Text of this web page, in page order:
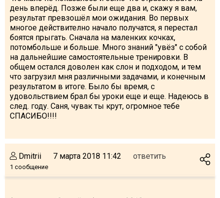
день вперёд. Позже были еще два и, скажу я вам,
результат превзошёл мои ожидания. Во первых
многое действително начало получатся, я перестал
боятся прыгать. Сначала на маленких кочках,
потомбольше и больше. Много знаний "увёз" с собой
на дальнейшие самостоятельные тренировки. В
общем остался доволен как слон и подходом, и тем
что загрузил мня различными задачами, и конечным
результатом в итоге. Было бы время, с
удовольствием брал бы уроки еще и еще. Надеюсь в
след. году. Саня, чувак ты крут, огромное тебе
СПАСИБО!!!!
Dmitrii
1 сообщение
7 марта 2018 11:42 ответить